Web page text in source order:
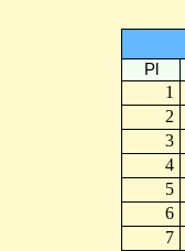
Pl
1
2
3
4
5
6
7